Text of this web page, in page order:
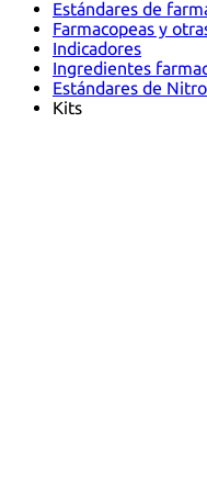
Estándares de
Farmacopeas y
Indicadores
Ingredientes
Estándares de
Kits